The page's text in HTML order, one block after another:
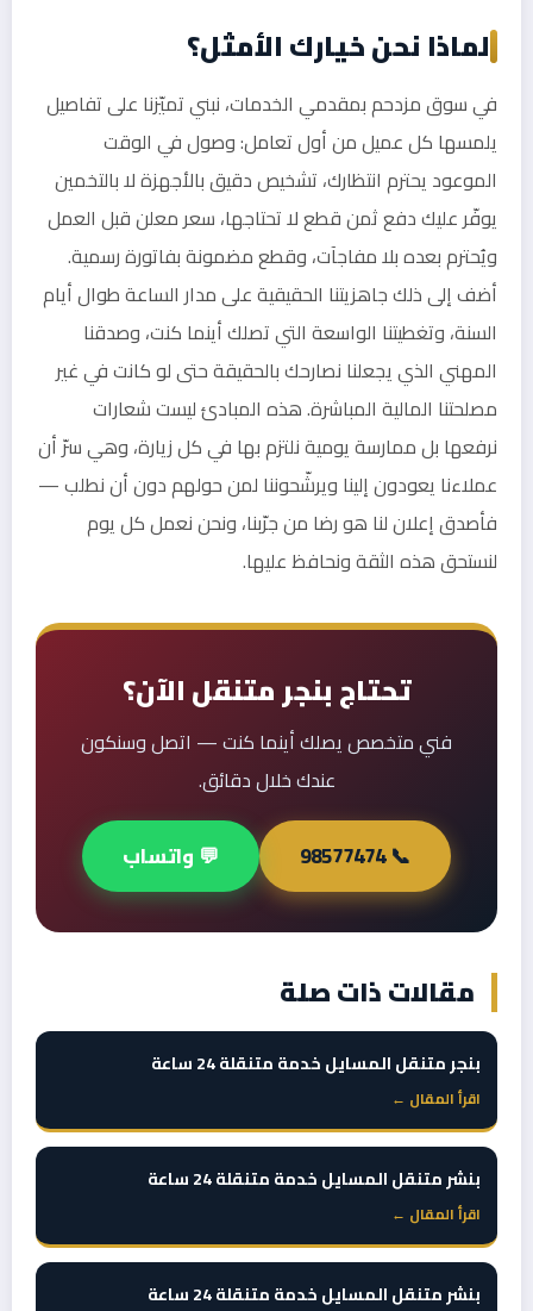
لماذا نحن خيارك الأمثل؟
في سوق مزدحم بمقدمي الخدمات، نبني تميّزنا على تفاصيل
يلمسها كل عميل من أول تعامل: وصول في الوقت
الموعود يحترم انتظارك، تشخيص دقيق بالأجهزة لا بالتخمين
يوفّر عليك دفع ثمن قطع لا تحتاجها، سعر معلن قبل العمل
ويُحترم بعده بلا مفاجآت، وقطع مضمونة بفاتورة رسمية.
أضف إلى ذلك جاهزيتنا الحقيقية على مدار الساعة طوال أيام
السنة، وتغطيتنا الواسعة التي تصلك أينما كنت، وصدقنا
المهني الذي يجعلنا نصارحك بالحقيقة حتى لو كانت في غير
مصلحتنا المالية المباشرة. هذه المبادئ ليست شعارات
نرفعها بل ممارسة يومية نلتزم بها في كل زيارة، وهي سرّ أن
عملاءنا يعودون إلينا ويرشّحوننا لمن حولهم دون أن نطلب —
فأصدق إعلان لنا هو رضا من جرّبنا، ونحن نعمل كل يوم
لنستحق هذه الثقة ونحافظ عليها.
تحتاج بنجر متنقل الآن؟
فني متخصص يصلك أينما كنت — اتصل وسنكون
عندك خلال دقائق.
📞 98577474 💬 واتساب
مقالات ذات صلة
بنجر متنقل المسايل خدمة متنقلة 24 ساعة
اقرأ المقال ←
بنشر متنقل المسايل خدمة متنقلة 24 ساعة
اقرأ المقال ←
بنشر متنقل المسايل خدمة متنقلة 24 ساعة